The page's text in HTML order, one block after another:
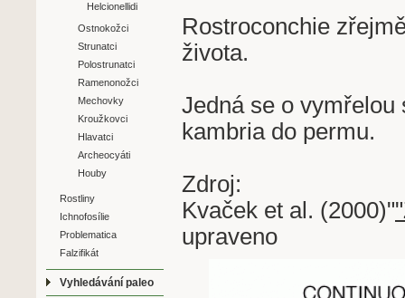
Helcionellidi
Ostnokožci
Strunatci
Polostrunatci
Ramenonožci
Mechovky
Kroužkovci
Hlavatci
Archeocyáti
Houby
Rostliny
Ichnofosílie
Problematica
Falzifikát
Vyhledávání paleo
Rostroconchie
života.
Jedná se o
kambria do permu.
Zdroj:
Kvaček et al. (2000)"
upraveno